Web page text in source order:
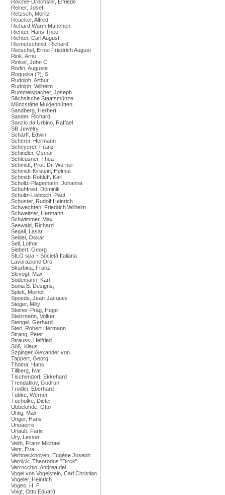
Reichel-Drechsler, Elfriede
Reiner, Josef
Retzsch, Moritz
Reucker, Alfred
Richard Wurm München,
Richter, Hans Theo
Richter, Carl August
Riemerschmid, Richard
Rietschel, Ernst Friedrich August
Rink, Arno
Rinker, John C.
Rodin, Auguste
Roguska (?), S.
Rudolph, Arthur
Rudolph, Wilhelm
Rummelspacher, Joseph
Sächsische Staatsmünze,
Münzstätte Muldenhütten,
Sandberg, Herbert
Sander, Richard
Sanzio da Urbino, Raffael
SB Jewelry,
Scharff, Edwin
Scherer, Hermann
Scheyerer, Franz
Schindler, Osmar
Schleusner, Thea
Schmidt, Prof. Dr. Werner
Schmidt-Kirstein, Helmut
Schmidt-Rottluff, Karl
Scholtz-Plagemann, Johanna
Schuhfried, Dominik
Schultz-Liebisch, Paul
Schuster, Rudolf Heinrich
Schwechten, Friedrich Wilhelm
Schweitzer, Hermann
Schwimmer, Max
Seewald, Richard
Segall, Lasar
Seidel, Oskar
Sell, Lothar
Siebert, Georg
SILO spa – Società Italiana
Lavorazione Oro,
Skarbina, Franz
Slevogt, Max
Sodemann, Karl
Sonia B. Designs,
Splett, Meinolf
Spoede, Jean-Jacques
Steger, Milly
Steiner-Prag, Hugo
Stelzmann, Volker
Stengel, Gerhard
Sterl, Robert Hermann
Strang, Peter
Strauss, Helfried
Süß, Klaus
Szpinger, Alexander von
Tappert, Georg
Thoma, Hans
Tillberg, Ivar
Tischendorf, Ekkehard
Trendafilov, Gudrun
Trodler, Eberhard
Tübke, Werner
Tucholke, Dieter
Ubbelohde, Otto
Uhlig, Max
Unger, Hans
Unoaerre,
Urlaub, Farin
Ury, Lesser
Veith, Franz Michael
Vent, Eva
Verboeckhoven, Eugène Joseph
Verrijck, Theorodus "Dirck"
Verrocchio, Andrea del
Vogel von Vogelstein, Carl Christian
Vogeler, Heinrich
Voges, H. F.
Voigt, Otto Eduard